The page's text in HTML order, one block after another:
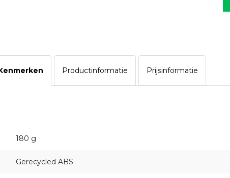
Productinformatie Prijsinformatie
180 g
Gerecycled ABS